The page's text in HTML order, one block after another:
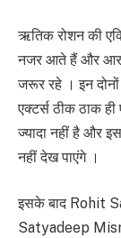
ऋतिक रोशन की
नजर आते हैं और आर
जरूर रहे । इन
एक्टर्स ठीक ठाक
ज्यादा नहीं है और
नहीं देख पाएंगे ।
इसके बाद Rohit
Satyadeep